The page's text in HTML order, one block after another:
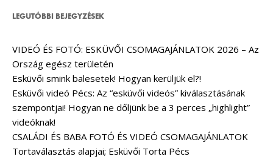
LEGUTÓBBI BEJEGYZÉSEK
VIDEÓ ÉS FOTÓ: ESKÜVŐI CSOMAGAJÁNLATOK 2026 – Az
Ország egész területén
Esküvői smink balesetek! Hogyan kerüljük el?!
Esküvői videó Pécs: Az “esküvői videós” kiválasztásának
szempontjai! Hogyan ne dőljünk be a 3 perces „highlight”
videóknak!
CSALÁDI ÉS BABA FOTÓ ÉS VIDEÓ CSOMAGAJÁNLATOK
Tortaválasztás alapjai; Esküvői Torta Pécs